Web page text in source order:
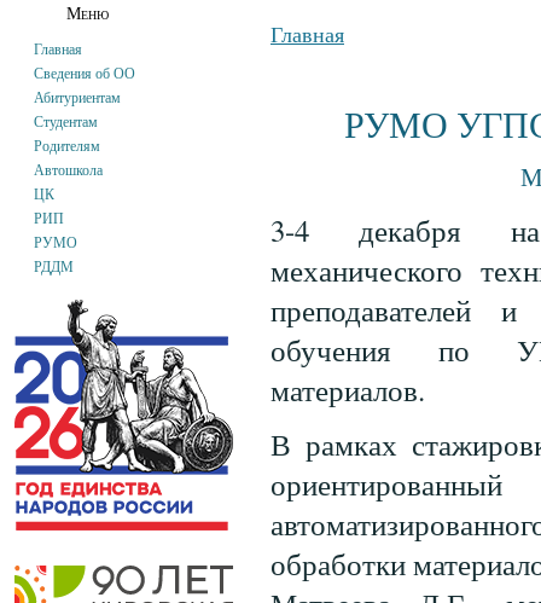
Меню
Главная
Сведения об ОО
Абитуриентам
Студентам
Родителям
Автошкола
ЦК
РИП
РУМО
РДДМ
Главная
РУМО УГПС
3-4 декабря на
механического
преподавателей и
обучения по
материалов.
В рамках
обработки